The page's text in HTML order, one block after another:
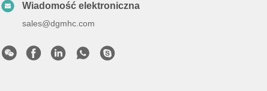
Wiadomość elektroniczna
sales@dgmhc.com